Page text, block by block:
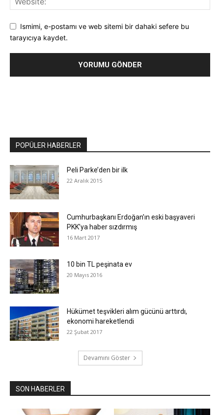
Ismimi, e-postamı ve web sitemi bir dahaki sefere bu
tarayıcıya kaydet.
POPÜLER HABERLER
Peli Parke’den bir ilk
22 Aralık 2015
Cumhurbaşkanı Erdoğan’ın eski başyaveri
PKK’ya haber sızdırmış
16 Mart 2017
10 bin TL peşinata ev
20 Mayıs 2016
Hükümet teşvikleri alım gücünü arttırdı,
ekonomi hareketlendi
22 Şubat 2017
Devamını Göster
SON HABERLER